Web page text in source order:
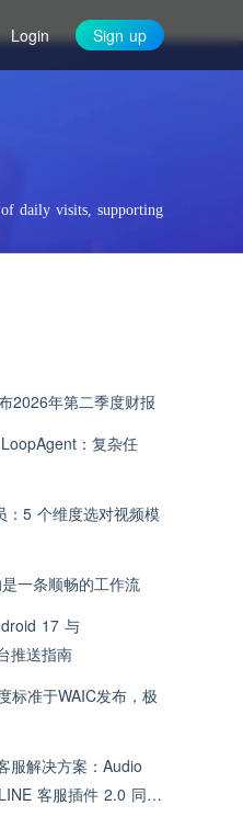
Login Sign up
daily visits, supporting
2026年第二季度财报
：复杂任
：5 个维度选对视频模
一条顺畅的工作流
17 与
推送指南
标准于WAIC发布，极
服解决方案：Audio
客服插件 2.0 同步